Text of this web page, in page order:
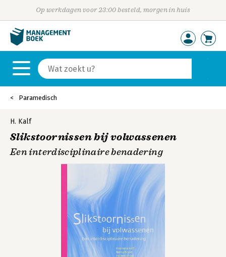
Op werkdagen voor 23:00 besteld, morgen in huis
Paramedisch
H. Kalf
Slikstoornissen bij volwassenen
Een interdisciplinaire benadering